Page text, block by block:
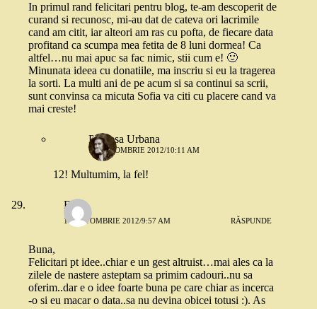
In primul rand felicitari pentru blog, te-am descoperit de
curand si recunosc, mi-au dat de cateva ori lacrimile
cand am citit, iar alteori am ras cu pofta, de fiecare data
profitand ca scumpa mea fetita de 8 luni dormea! Ca
altfel…nu mai apuc sa fac nimic, stii cum e! 🙂
Minunata ideea cu donatiile, ma inscriu si eu la tragerea
la sorti. La multi ani de pe acum si sa continui sa scrii,
sunt convinsa ca micuta Sofia va citi cu placere cand va
mai creste!
Printesa Urbana
18 OCTOMBRIE 2012/10:11 AM
12! Multumim, la fel!
Flori
18 OCTOMBRIE 2012/9:57 AM RĂSPUNDE
Buna,
Felicitari pt idee..chiar e un gest altruist…mai ales ca la
zilele de nastere asteptam sa primim cadouri..nu sa
oferim..dar e o idee foarte buna pe care chiar as incerca
-o si eu macar o data..sa nu devina obicei totusi :). As